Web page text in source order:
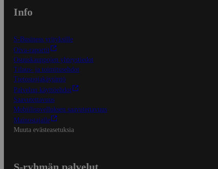
Info
S-Business yrityksille
Oiva-raportit
Osuuskauppojen yhteystiedot
Tilaus- ja toimitusehdot
Tietosuojakäytäntö
Palvelun käyttöehdot
Saavutettavuus
Mobiilisovelluksen saavutettavuus
Mainostajalle
Muuta evästeasetuksia